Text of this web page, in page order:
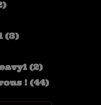
(3)
(2)
! (44)